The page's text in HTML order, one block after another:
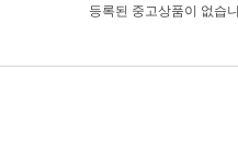
등록된 중고상품이 없습